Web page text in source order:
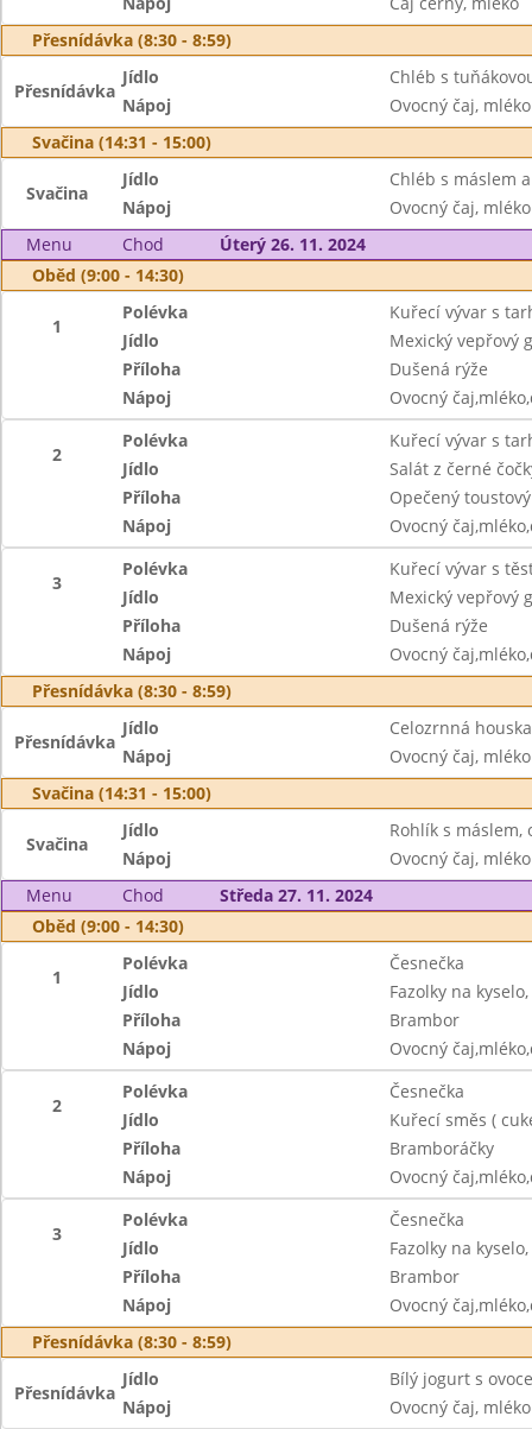
Přesnídávka (8:30 - 8:59)
Přesnídávka
Jídlo
Chléb s
Nápoj
Ovocný čaj, mléko
Svačina (14:31 - 15:00)
Svačina
Jídlo
Chléb s máslem
Nápoj
Ovocný čaj, mléko
Menu
Chod
Úterý 26. 11. 2024
Oběd (9:00 - 14:30)
1
Polévka
Kuřecí vývar s
Jídlo
Mexický vepřový
Příloha
Dušená rýže
Nápoj
Ovocný
2
Polévka
Kuřecí vývar s
Jídlo
Salát z černé
Příloha
Opečený
Nápoj
Ovocný
3
Polévka
Kuřecí vývar s
Jídlo
Mexický vepřový
Příloha
Dušená rýže
Nápoj
Ovocný
Přesnídávka (8:30 - 8:59)
Přesnídávka
Jídlo
Celozrnná
Nápoj
Ovocný čaj, mléko
Svačina (14:31 - 15:00)
Svačina
Jídlo
Rohlík s máslem,
Nápoj
Ovocný čaj, mléko
Menu
Chod
Středa 27. 11. 2024
Oběd (9:00 - 14:30)
1
Polévka
Česnečka
Jídlo
Fazolky na
Příloha
Brambor
Nápoj
Ovocný
2
Polévka
Česnečka
Jídlo
Kuřecí směs (
Příloha
Bramboráčky
Nápoj
Ovocný
3
Polévka
Česnečka
Jídlo
Fazolky na
Příloha
Brambor
Nápoj
Ovocný
Přesnídávka (8:30 - 8:59)
Přesnídávka
Jídlo
Bílý jogurt s
Nápoj
Ovocný čaj, mléko